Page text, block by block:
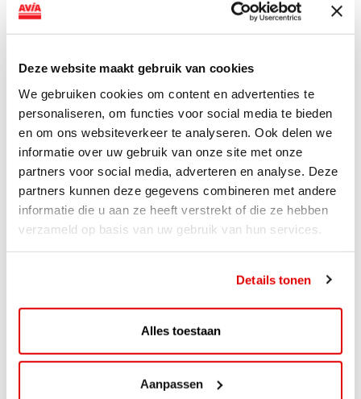
Deze website maakt gebruik van cookies
We gebruiken cookies om content en advertenties te
personaliseren, om functies voor social media te bieden
en om ons websiteverkeer te analyseren. Ook delen we
informatie over uw gebruik van onze site met onze
partners voor social media, adverteren en analyse. Deze
partners kunnen deze gegevens combineren met andere
informatie die u aan ze heeft verstrekt of die ze hebben
verzameld op basis van uw gebruik van hun services.
Details tonen
Alles toestaan
Aanpassen
van DC-snellaadinfrastructuur AVIA VOLT en...
ViaAVIA Super Deal: 20% korting bij
ViaLuxury Hotels
ViaAVIA Super Deal: €25 korting bij ViaLuxury Hotels